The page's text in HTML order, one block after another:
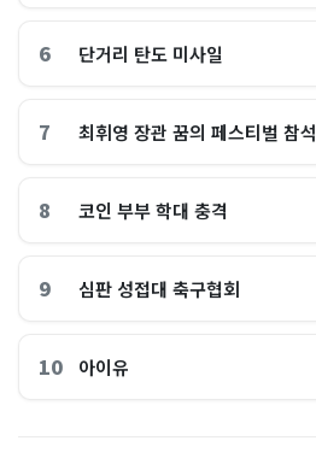
6 단거리 탄도 미사일
7 최휘영 장관 꿈의 페스티벌 참석
8 코인 부부 학대 충격
9 심판 성접대 축구협회
10 아이유